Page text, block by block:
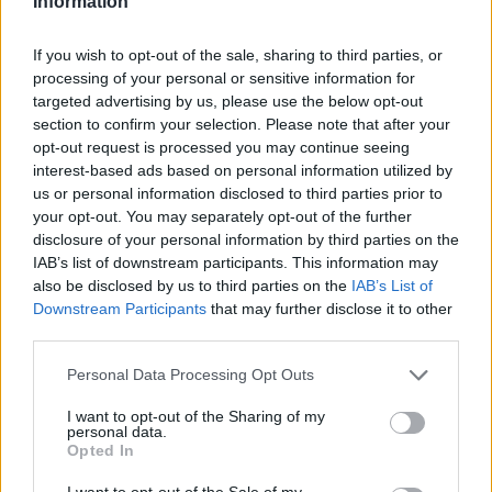
If you wish to opt-out of the sale, sharing to third parties, or
processing of your personal or sensitive information for
targeted advertising by us, please use the below opt-out
section to confirm your selection. Please note that after your
opt-out request is processed you may continue seeing
interest-based ads based on personal information utilized by
us or personal information disclosed to third parties prior to
your opt-out. You may separately opt-out of the further
disclosure of your personal information by third parties on the
IAB’s list of downstream participants. This information may
also be disclosed by us to third parties on the IAB’s List of
Downstream Participants that may further disclose it to other
Personal Data Processing Opt Outs
I want to opt-out of the Sharing of my
personal data.
Opted In
Εν τούτοις στην συνεδρίαση μετά την ανάγνωση της
εκπρόσωπος της Κιβωτού η δημοτική σύμβουλος
της παράταξης «Χίος Μπροστά» κα Αγγελική
Παμπάλου] οι δημοτικοί σύμβουλοι κ. Νίκος Νύκτας
και κα Βιβή Ποταμούση, ρώτησαν αν η είναι σε
γνώση και εκφράζει τον παπά Αντώνη
Παπανικολάου. Τότε ο επικεφαλής της παράταξης κ.
Γιάννης Καραβασίλης και ο σύμβουλός της κ.
Λεωνίδας Μπιλιράκης έδωσαν διαβεβαιώσεις περί
τούτου.
Αναλυτικότερα, σύμφωνα με την ανακοίνωσή της, η
Κιβωτός του Κόσμου «ενημερώνει αυτούς οι οποίοι
Η Κιβωτός του Κόσμου, στις δομές φιλοξενίας
ανηλίκων έχει πρωταρχικό κριτήριο και νομική
ευθύνη, την ασφάλεια των παιδιών, τόσο αυτών που